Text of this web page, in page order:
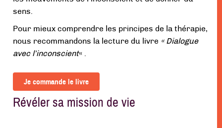
sens.
Pour mieux comprendre les principes de la thérapie,
nous recommandons la lecture du livre « Dialogue
avec l’inconscient« .
Je commande le livre
Révéler sa mission de vie